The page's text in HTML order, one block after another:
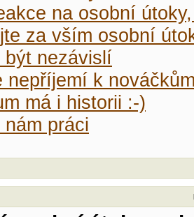
na osobní
za vším osobní
být nezávislí
nepříjemí k
má i historii :-)
práci